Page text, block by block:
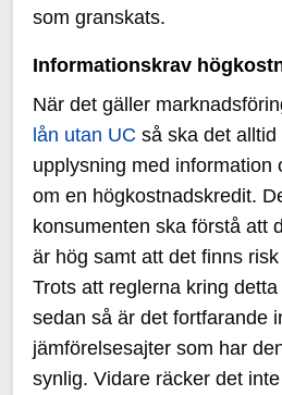
som granskats.
Informationskrav
När det gäller
lån utan UC så ska det alltid
upplysning med information
om en högkostnadskredit.
konsumenten ska förstå att
är hög samt att det finns
Trots att reglerna kring
sedan så är det fortfarande
jämförelsesajter som har
synlig. Vidare räcker det